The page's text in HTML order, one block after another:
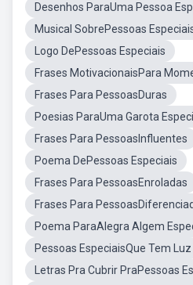
Desenhos ParaUma Pessoa
Musical SobrePessoas
Logo DePessoas Especiais
Frases MotivacionaisPara
Frases Para PessoasDuras
Poesias ParaUma Garota
Frases Para PessoasInfluentes
Poema DePessoas Especiais
Frases Para PessoasEnroladas
Frases Para
Poema ParaAlegra Algem
Pessoas EspeciaisQue Tem Luz
Letras Pra Cubrir PraPessoas